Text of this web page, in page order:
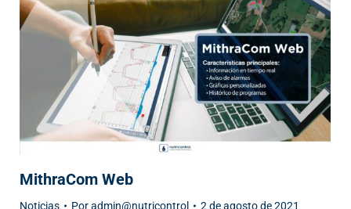
MithraCom Web
Noticias Poradmin@nutricontrol 2 de agosto de 2021